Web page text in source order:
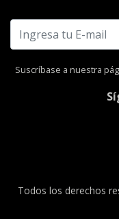
Suscríbase a nuestra
Todos los derechos